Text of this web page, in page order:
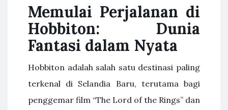
Memulai Perjalanan di
Hobbiton: Dunia
Fantasi dalam Nyata
Hobbiton adalah salah satu destinasi paling
terkenal di Selandia Baru, terutama bagi
penggemar film “The Lord of the Rings” dan